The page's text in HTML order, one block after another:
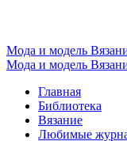
Мода и модель
Мода и модель
Главная
Библиотека
Вязание
Любимые